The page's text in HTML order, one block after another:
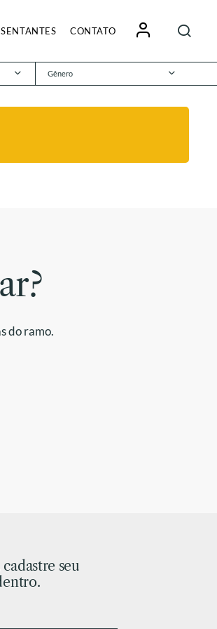
CONTATO
por:
Gênero
do ramo.
seu